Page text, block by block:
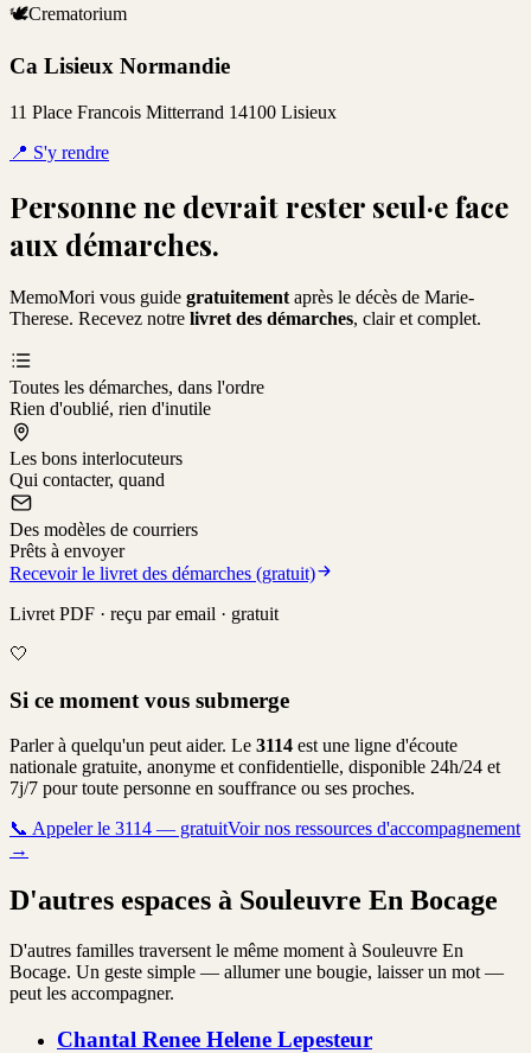
🕊️Crematorium
Ca Lisieux Normandie
11 Place Francois Mitterrand 14100 Lisieux
📍 S'y rendre
Personne ne devrait rester seul·e face
aux démarches.
MemoMori vous guide gratuitement après le décès de Marie-
Therese. Recevez notre livret des démarches, clair et complet.
Toutes les démarches, dans l'ordre
Rien d'oublié, rien d'inutile
Les bons interlocuteurs
Qui contacter, quand
Des modèles de courriers
Prêts à envoyer
Recevoir le livret des démarches (gratuit)
Livret PDF · reçu par email · gratuit
🤍
Si ce moment vous submerge
Parler à quelqu'un peut aider. Le 3114 est une ligne d'écoute
nationale gratuite, anonyme et confidentielle, disponible 24h/24 et
7j/7 pour toute personne en souffrance ou ses proches.
📞 Appeler le 3114 — gratuitVoir nos ressources d'accompagnement
→
D'autres espaces à Souleuvre En Bocage
D'autres familles traversent le même moment à Souleuvre En
Bocage. Un geste simple — allumer une bougie, laisser un mot —
peut les accompagner.
Chantal Renee Helene Lepesteur